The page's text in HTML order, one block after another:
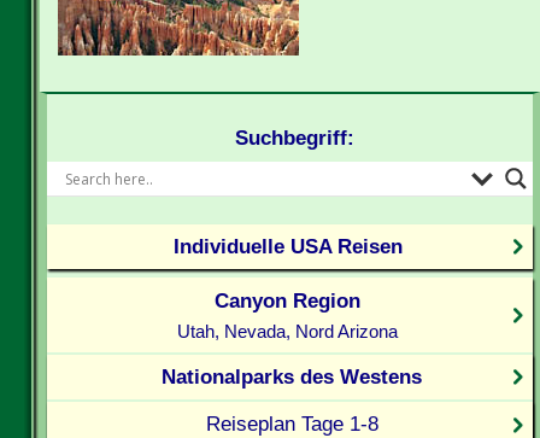
Suchbegriff:
Individuelle USA Reisen
Canyon Region
Utah, Nevada, Nord Arizona
Nationalparks des Westens
Reiseplan Tage 1-8